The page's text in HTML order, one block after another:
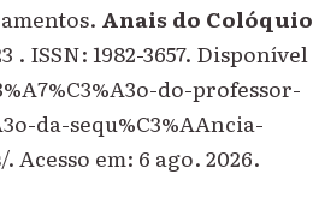
Anais do Colóquio
. ISSN: 1982-3657. Disponível
do-professor-
da-sequ%C3%AAncia-
em: 6 ago. 2026.